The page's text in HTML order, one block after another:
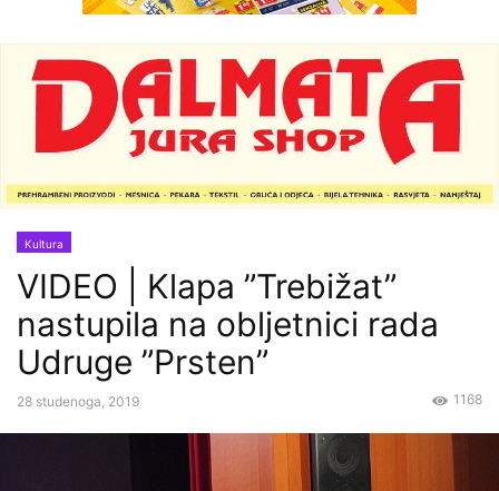
Kultura
VIDEO | Klapa ”Trebižat”
nastupila na obljetnici rada
Udruge ”Prsten”
28 studenoga, 2019 1168